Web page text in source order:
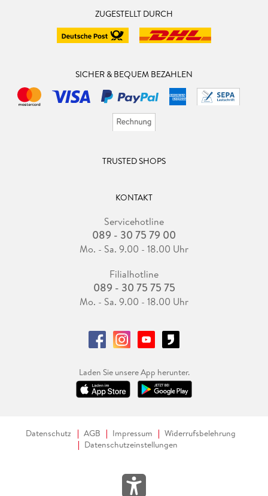
ZUGESTELLT DURCH
SICHER & BEQUEM BEZAHLEN
TRUSTED SHOPS
KONTAKT
Servicehotline
089 - 30 75 79 00
Mo. - Sa. 9.00 - 18.00 Uhr
Filialhotline
089 - 30 75 75 75
Mo. - Sa. 9.00 - 18.00 Uhr
Laden Sie unsere App herunter.
Datenschutz AGB Impressum
Widerrufsbelehrung
Datenschutzeinstellungen